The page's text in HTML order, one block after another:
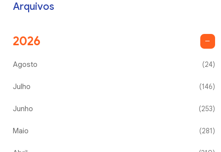
Arquivos
2026
Agosto (24)
Julho (146)
Junho (253)
Maio (281)